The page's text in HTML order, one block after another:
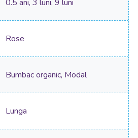
0.5 ani, 3 luni, 9 luni
Rose
Bumbac organic, Modal
Lunga